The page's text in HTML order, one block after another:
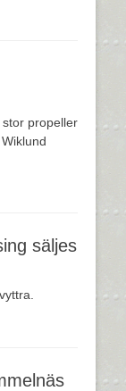
propeller
säljes